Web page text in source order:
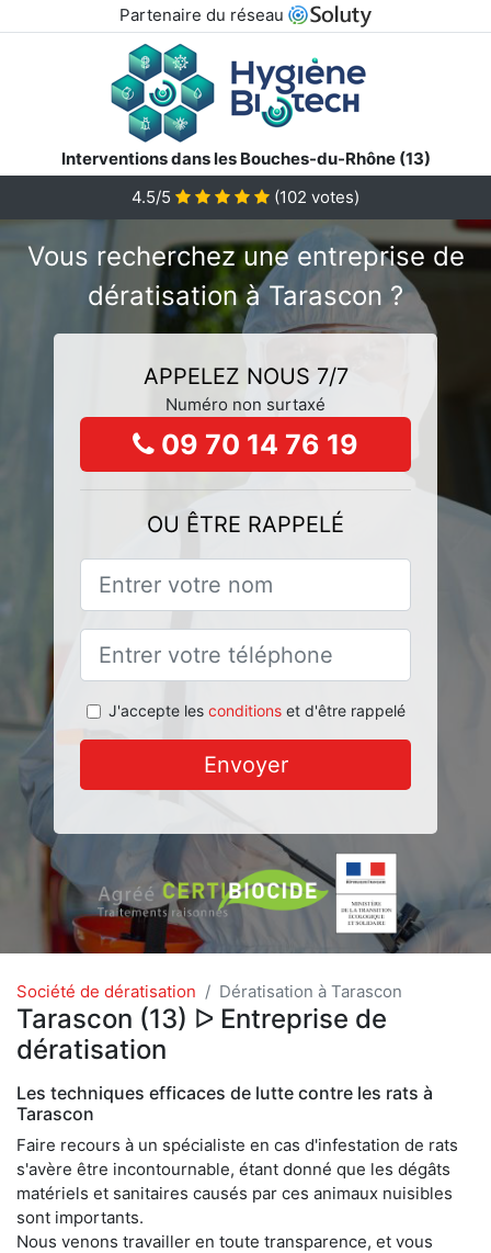
Partenaire du réseau
Interventions dans les Bouches-du-Rhône (13)
4.5/5
(102 votes)
Vous recherchez une entreprise de
dératisation à Tarascon ?
APPELEZ NOUS 7/7
Numéro non surtaxé
09 70 14 76 19
OU ÊTRE RAPPELÉ
J'accepte les conditionset d'être rappelé
Envoyer
Société de dératisation Dératisation à Tarascon
Tarascon (13) ᐅ Entreprise de
dératisation
Les techniques efficaces de lutte contre les rats à
Tarascon
Faire recours à un spécialiste en cas d'infestation de rats
s'avère être incontournable, étant donné que les dégâts
matériels et sanitaires causés par ces animaux nuisibles
sont importants.
Nous venons travailler en toute transparence, et vous